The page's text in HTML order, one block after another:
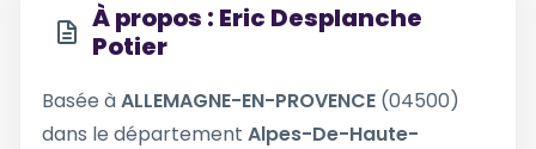
À propos : Eric Desplanche
Potier
Basée àALLEMAGNE-EN-PROVENCE (04500)
dans le département Alpes-De-Haute-